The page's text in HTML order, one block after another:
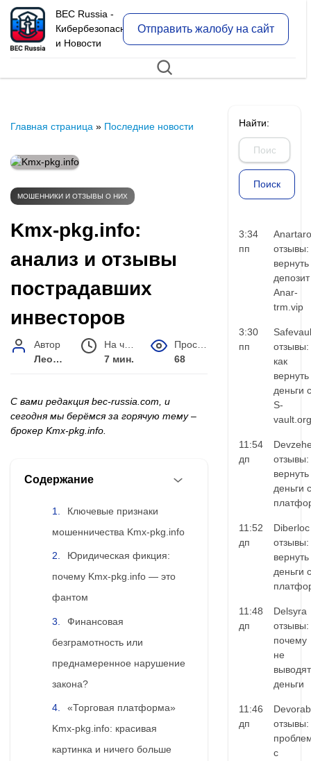
BEC Russia -
Кибербезопасность
и Новости
Отправить жалобу на сайт
Главная страница » Последние новости
МОШЕННИКИ И ОТЗЫВЫ О НИХ
Kmx-pkg.info:
анализ и отзывы
пострадавших
инвесторов
Автор
Леонид Малышев
7 мин.
68
С вами редакция bec-russia.com, и
сегодня мы берёмся за горячую тему –
брокер Kmx-pkg.info.
Содержание
Ключевые признаки
мошенничества Kmx-pkg.info
Юридическая фикция:
почему Kmx-pkg.info — это
фантом
Финансовая
безграмотность или
преднамеренное нарушение
закона?
«Торговая платформа»
Kmx-pkg.info: красивая
картинка и ничего больше
Найти:
3:34
пп
отзывы:
вернуть
Anar-
trm.vip
3:30
пп
отзывы:
как
вернуть
деньги с
S-
vault.org
11:54
дп
отзывы:
вернуть
деньги с
11:52
дп
Diberloc
отзывы:
вернуть
деньги с
11:48
дп
Delsyra
отзывы:
почему
не
выводят
деньги
11:46
дп
отзывы:
с